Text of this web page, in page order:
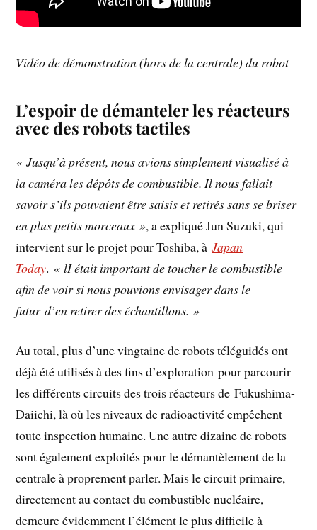
Vidéo de démonstration (hors de la centrale) du robot
L’espoir de démanteler les réacteurs
avec des robots tactiles
« Jusqu’à présent, nous avions simplement visualisé à
la caméra les dépôts de combustible. Il nous fallait
savoir s’ils pouvaient être saisis et retirés sans se briser
en plus petits morceaux », a expliqué Jun Suzuki, qui
intervient sur le projet pour Toshiba, àJapan
Today. « lI était important de toucher le combustible
afin de voir si nous pouvions envisager dans le
futur d’en retirer des échantillons. »
Au total, plus d’une vingtaine de robots téléguidés ont
déjà été utilisés à des fins d’exploration pour parcourir
les différents circuits des trois réacteurs de Fukushima-
Daiichi, là où les niveaux de radioactivité empêchent
toute inspection humaine. Une autre dizaine de robots
sont également exploités pour le démantèlement de la
centrale à proprement parler. Mais le circuit primaire,
directement au contact du combustible nucléaire,
demeure évidemment l’élément le plus difficile à